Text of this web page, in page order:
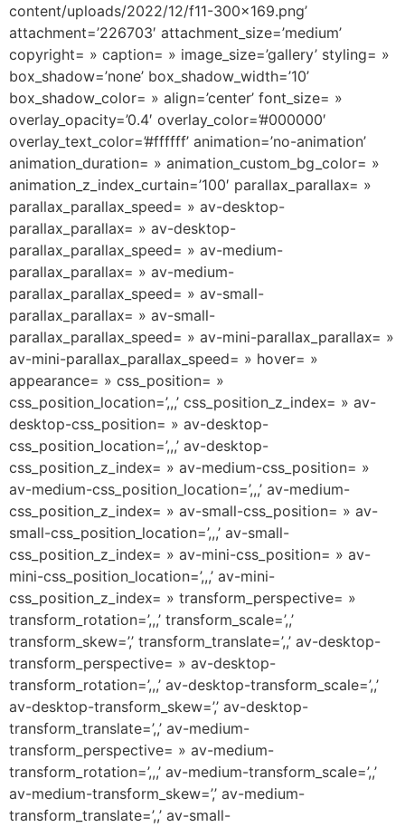
content/uploads/2022/12/f11-300×169.png’
attachment=’226703′ attachment_size=’medium’
copyright= » caption= » image_size=’gallery’ styling= »
box_shadow=’none’ box_shadow_width=’10’
box_shadow_color= » align=’center’ font_size= »
overlay_opacity=’0.4′ overlay_color=’#000000′
overlay_text_color=’#ffffff’ animation=’no-animation’
animation_duration= » animation_custom_bg_color= »
animation_z_index_curtain=’100′ parallax_parallax= »
parallax_parallax_speed= » av-desktop-
parallax_parallax= » av-desktop-
parallax_parallax_speed= » av-medium-
parallax_parallax= » av-medium-
parallax_parallax_speed= » av-small-
parallax_parallax= » av-small-
parallax_parallax_speed= » av-mini-parallax_parallax= »
av-mini-parallax_parallax_speed= » hover= »
appearance= » css_position= »
css_position_location=’,,,’ css_position_z_index= » av-
desktop-css_position= » av-desktop-
css_position_location=’,,,’ av-desktop-
css_position_z_index= » av-medium-css_position= »
av-medium-css_position_location=’,,,’ av-medium-
css_position_z_index= » av-small-css_position= » av-
small-css_position_location=’,,,’ av-small-
css_position_z_index= » av-mini-css_position= » av-
mini-css_position_location=’,,,’ av-mini-
css_position_z_index= » transform_perspective= »
transform_rotation=’,,,’ transform_scale=’,,’
transform_skew=’,’ transform_translate=’,,’ av-desktop-
transform_perspective= » av-desktop-
transform_rotation=’,,,’ av-desktop-transform_scale=’,,’
av-desktop-transform_skew=’,’ av-desktop-
transform_translate=’,,’ av-medium-
transform_perspective= » av-medium-
transform_rotation=’,,,’ av-medium-transform_scale=’,,’
av-medium-transform_skew=’,’ av-medium-
transform_translate=’,,’ av-small-